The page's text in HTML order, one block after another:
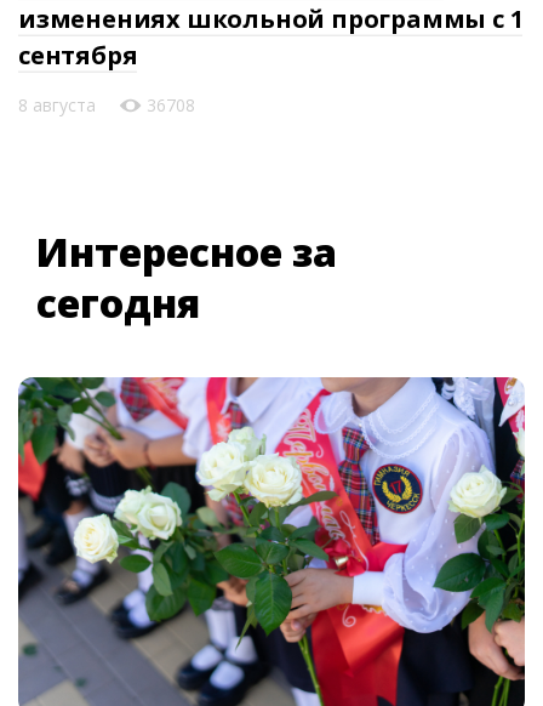
изменениях школьной программы с 1
сентября
8 августа 36708
Интересное за
сегодня